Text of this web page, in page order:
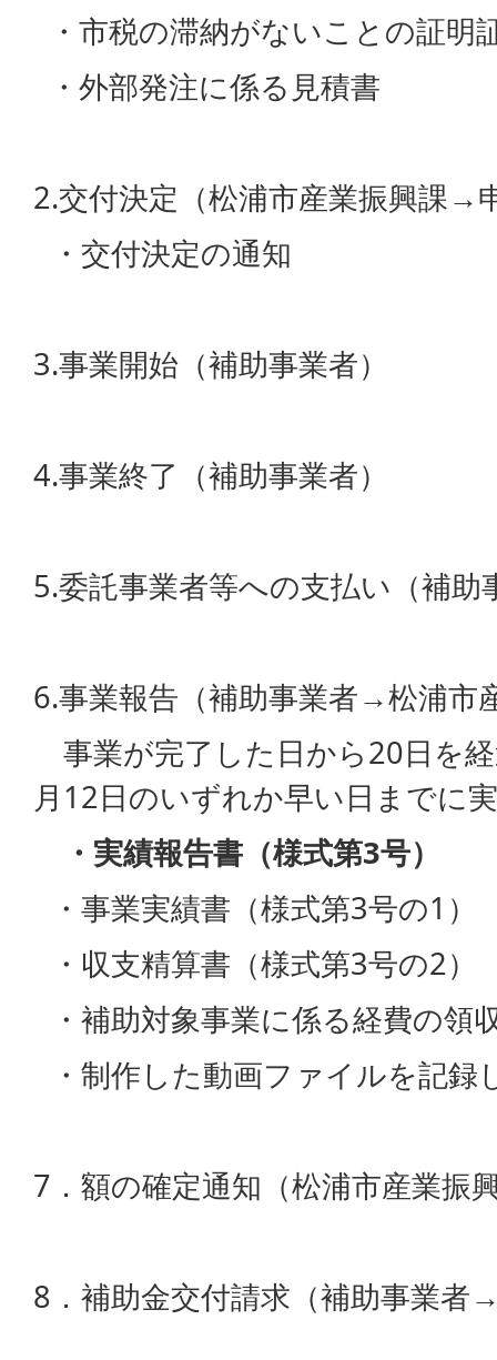
・市税の滞納がないことの証明
・外部発注に係る見積書
2.交付決定（松浦市産業振興課→
・交付決定の通知
3.事業開始（補助事業者）
4.事業終了（補助事業者）
5.委託事業者等への支払い（補助
6.事業報告（補助事業者→松浦市
事業が完了した日から20日を
月12日のいずれか早い日までに
・実績報告書（様式第3号）
・事業実績書（様式第3号の1）
・収支精算書（様式第3号の2）
・補助対象事業に係る経費の領
・制作した動画ファイルを記録
7．額の確定通知（松浦市産業振
8．補助金交付請求（補助事業者